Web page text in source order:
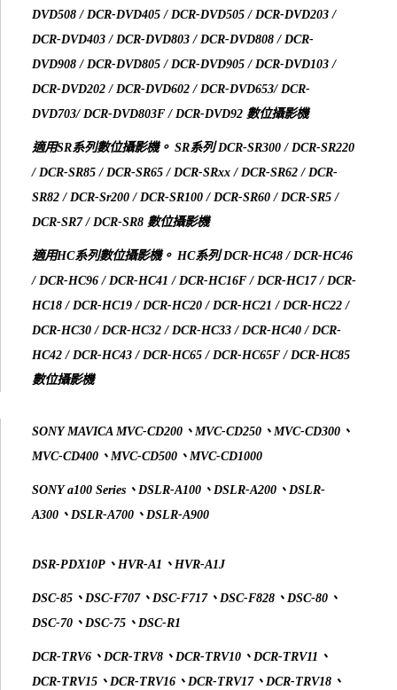
DVD508 / DCR-DVD405 / DCR-DVD505 / DCR-DVD203 /
DCR-DVD403 / DCR-DVD803 / DCR-DVD808 / DCR-
DVD908 / DCR-DVD805 / DCR-DVD905 / DCR-DVD103 /
DCR-DVD202 / DCR-DVD602 / DCR-DVD653/ DCR-
DVD703/ DCR-DVD803F / DCR-DVD92 數位攝影機
適用SR系列數位攝影機。 SR系列 DCR-SR300 / DCR-SR220
/ DCR-SR85 / DCR-SR65 / DCR-SRxx / DCR-SR62 / DCR-
SR82 / DCR-Sr200 / DCR-SR100 / DCR-SR60 / DCR-SR5 /
DCR-SR7 / DCR-SR8 數位攝影機
適用HC系列數位攝影機。 HC系列 DCR-HC48 / DCR-HC46
/ DCR-HC96 / DCR-HC41 / DCR-HC16F / DCR-HC17 / DCR-
HC18 / DCR-HC19 / DCR-HC20 / DCR-HC21 / DCR-HC22 /
DCR-HC30 / DCR-HC32 / DCR-HC33 / DCR-HC40 / DCR-
HC42 / DCR-HC43 / DCR-HC65 / DCR-HC65F / DCR-HC85
數位攝影機
SONY MAVICA MVC-CD200、MVC-CD250、MVC-CD300、
MVC-CD400、MVC-CD500、MVC-CD1000
SONY a100 Series、DSLR-A100、DSLR-A200、DSLR-
A300、DSLR-A700、DSLR-A900
DSR-PDX10P、HVR-A1、HVR-A1J
DSC-85、DSC-F707、DSC-F717、DSC-F828、DSC-80、
DSC-70、DSC-75、DSC-R1
DCR-TRV6、DCR-TRV8、DCR-TRV10、DCR-TRV11、
DCR-TRV15、DCR-TRV16、DCR-TRV17、DCR-TRV18、